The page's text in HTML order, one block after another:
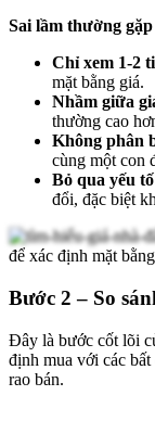
Sai lầm thường
Chỉ xem 1-2
mặt bằng giá.
Nhầm giữa
thường cao
Không phân
cùng một con
Bỏ qua yếu
đổi, đặc biệt
để xác định mặt
Bước 2 – So
Đây là bước cốt lõi
định mua với các
rao bán.